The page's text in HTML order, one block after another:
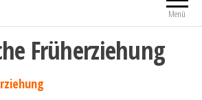
Menü
Früherziehung